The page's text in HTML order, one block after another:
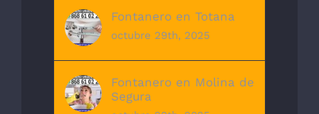
Fontanero en Totana
octubre 29th, 2025
Fontanero en Molina de
Segura